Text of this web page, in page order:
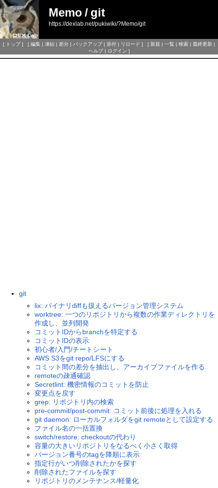
Memo / git
https://dexlab.net/pukiwiki/?Memo/git
[ トップ] [ 編集 | 凍結 | 差分 | バックアップ| 添付 | リロード ] [ 新規 | 一覧 | 検索 | 最終更新 |
ヘルプ| ログイン ]
git
lix: バイナリdiffも扱えるバージョン管理システム
worktree: 一つのリポジトリから複数の作業ディレクトリを
作成し、並列開発
コミットIDからbranchを特定する
コミットIDの表示
初心者/入門/チートシート
AWS S3をgit repo/LFSにする
コミット間の差分を抽出し、アーカイブファイルを作る
remoteの疎通確認
Secretlint: 機密情報のコミットを防止
変更点を戻す
grep: リポジトリ内の検索
pre-commit/post-commit: コミット前後に処理を入れる
git daemon: ローカルフォルダをgit remoteとして設定する
ファイル名の一括置換
switch/restore: checkoutの代わり
容量の大きいリポジトリをなるべく小さく取得
バージョン番号のtagを降順に表示
指定行がいつ削除されたかを探す
削除されたファイルを探す
リポジトリのメンテナンス/軽量化